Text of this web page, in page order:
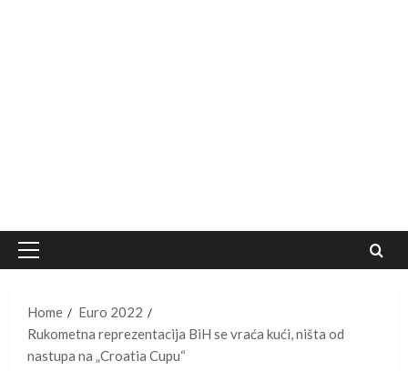
Primary
Home
Euro 2022
Rukometna reprezentacija BiH se vraća kući, ništa od
nastupa na „Croatia Cupu“